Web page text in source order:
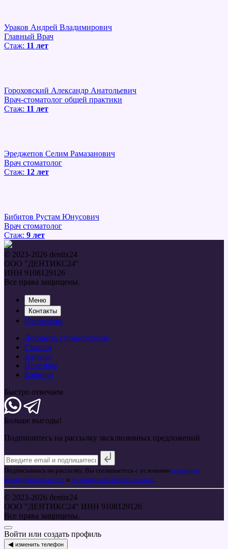
Ураков Андрей Владимирович
Главный Врач
Стаж: 11 лет
Гороховский Александр Анатольевич
Врач-стоматолог общей практики
Стаж: 11 лет
Эреджепов Селим Рамазанович
Врач стоматолог
Стаж: 12 лет
Бибитов Рустам Юнусович
Врач стоматолог
Стаж: 9 лет
© 2023-2026 dentix24
ООО "ДЕНТИКС24"
ИНН 9108129126
Все права защищены.
Меню
Контакты
Партнерам
Добавить стоматологию
Главная
Каталог
Полезное
Кабинет
Быстро отвечаем
Больше выгоды!
Подпишитесь на рассылку эксклюзивных предложений
Подписываясь на рассылку, Вы соглашаетесь с условиями политики
конфиденциальности и политики обработки данных
© 2023-2026 dentix24
ООО "ДЕНТИКС24" ИНН 9108129126
Все права защищены.
Войти или создать профиль
◀ изменить телефон